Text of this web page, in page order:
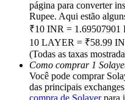
Deposit & Trade BTC
Deposit CASHCAT &
Share 500000
página para converter
Rupee. Aqui estão
₹10 INR = 1.69507901
10 LAYER = ₹58.99
(Todas as taxas
Como comprar 1
Você pode comprar
das principais
compra de Solayerpara